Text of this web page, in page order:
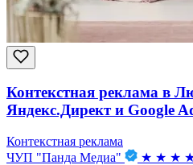
Контекстная реклама в
Яндекс.Директ и Google
Контекстная реклама
ЧУП "Панда Медиа"
★ ★ ★